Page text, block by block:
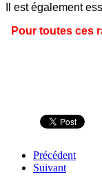
Il est également
Pour toutes ces
Précédent
Suivant